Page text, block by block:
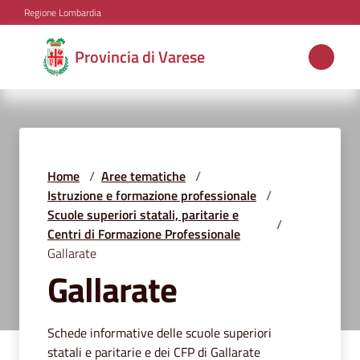
Vai al contenuto
Vai alla navigazione
Vai al footer
Regione Lombardia
Provincia di Varese
Provincia
di
Varese
Aree
tematiche
Amministrazione
Home / Aree tematiche /
Istruzione e formazione professionale /
Scuole superiori statali, paritarie e
Centri di Formazione Professionale
/
Gallarate
Gallarate
Schede informative delle scuole superiori
statali e paritarie e dei CFP di Gallarate